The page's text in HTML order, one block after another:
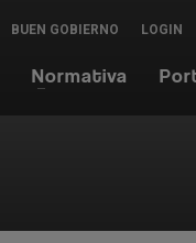
BUEN GOBIERNO LOGIN
Normativa